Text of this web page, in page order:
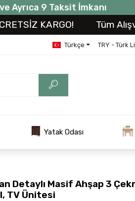
Ayrıca 9 Taksit İmkanı
KARGO! Tüm
Türkçe TRY - Türk
Yatak Odası
Detaylı Masif Ahşap 3
TV Ünitesi